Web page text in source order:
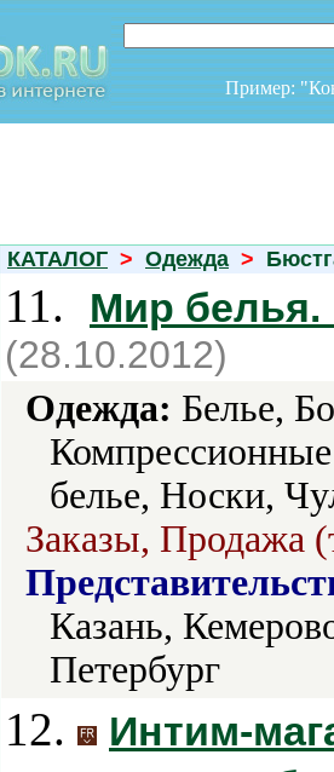
Пример:
КАТАЛОГ > Одежда >
11. Мир белья.
(28.10.2012)
Одежда: Белье,
белье, Носки,
Заказы, Продажа
Казань,
Петербург
12.
Интим-